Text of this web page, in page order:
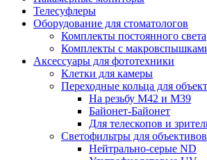
Телесуфлеры
Оборудование для стоматологов
Комплекты постоянного света
Комплекты с
Аксессуары для фототехники
Клетки для камеры
Переходные кольца для
На резьбу М42 и М39
Байонет-Байонет
Для телескопов и
Светофильтры для объективов
Нейтрально-серые ND